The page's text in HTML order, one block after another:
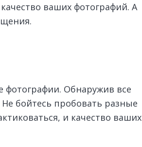
ваших фотографий. А
фотографии. Обнаружив все
бойтесь пробовать разные
и качество ваших